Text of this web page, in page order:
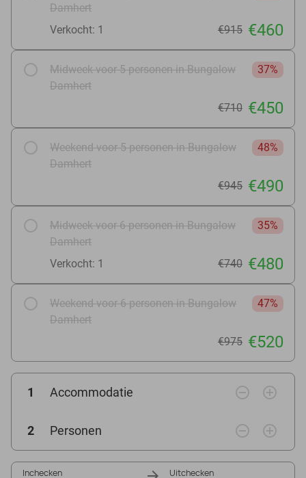
Damhert
Verkocht: 1 €915 €460
Midweek voor 5 personen in Bungalow
Damhert
37%
€710 €450
Weekend voor 5 personen in Bungalow
Damhert
48%
€945 €490
Midweek voor 6 personen in Bungalow
Damhert
35%
Verkocht: 1 €740 €480
Weekend voor 6 personen in Bungalow
Damhert
47%
€975 €520
1 Accommodatie remove_circle_outline add_circle_outline
2 Personen remove_circle_outline add_circle_outline
Inchecken Uitchecken